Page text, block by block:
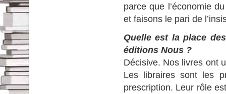
parce que l’économie
et faisons le pari de
Quelle est la place
éditions Nous ?
Décisive. Nos livres ont
Les libraires sont les
prescription. Leur rôle